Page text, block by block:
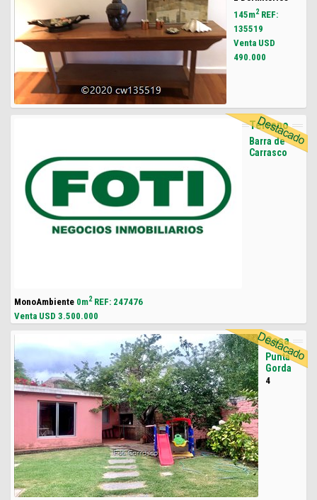
145m2REF:
135519
Venta USD
490.000
Terreno
Barra de
Carrasco
MonoAmbiente 0m2REF: 247476
Venta USD 3.500.000
Casa
Punta
Gorda
4